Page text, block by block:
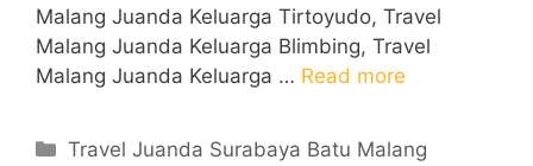
Malang Juanda Keluarga Tirtoyudo, Travel
Malang Juanda Keluarga Blimbing, Travel
Malang Juanda Keluarga … Read more
Categories
Travel Juanda Surabaya Batu Malang